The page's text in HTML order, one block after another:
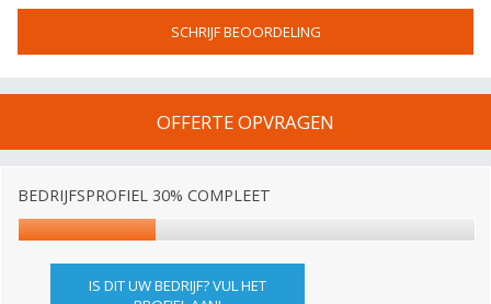
SCHRIJF BEOORDELING
OFFERTE OPVRAGEN
BEDRIJFSPROFIEL 30% COMPLEET
IS DIT UW BEDRIJF? VUL HET